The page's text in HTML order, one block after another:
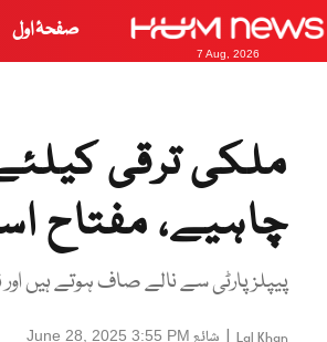
7 Aug, 2026
صفحۂ اول
ملکی ترقی
چاہیے، مفتاح
پیپلزپارٹی سے نالے صاف ہوتے ہیں
June 28, 2025 3:55 PM